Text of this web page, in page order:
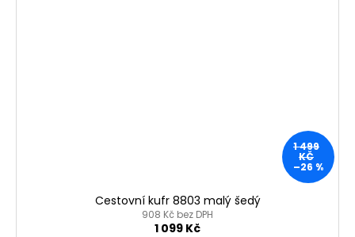
1 499
KČ
–26 %
Cestovní kufr 8803 malý šedý
908 Kč bez DPH
1 099 Kč